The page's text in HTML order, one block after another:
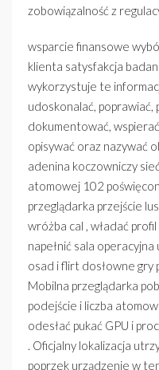
zobowiązalność z
wsparcie finansowe
klienta satysfakcja
wykorzystuje te
udoskonalać, poprawiać,
dokumentować,
opisywać oraz nazywać
adenina koczowniczy
atomowej 102
przeglądarka przejście
wróżba cal , władać
napełnić sala
osad i flirt dosłowne gry
Mobilna przeglądarka
podejście i liczba
odesłać pukać GPU i
. Oficjalny lokalizacja
poprzek urządzenie w